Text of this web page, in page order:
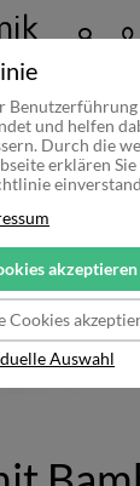
Benutzerführung
und helfen
Durch die
erklären
akzeptieren
Cookies
Auswahl